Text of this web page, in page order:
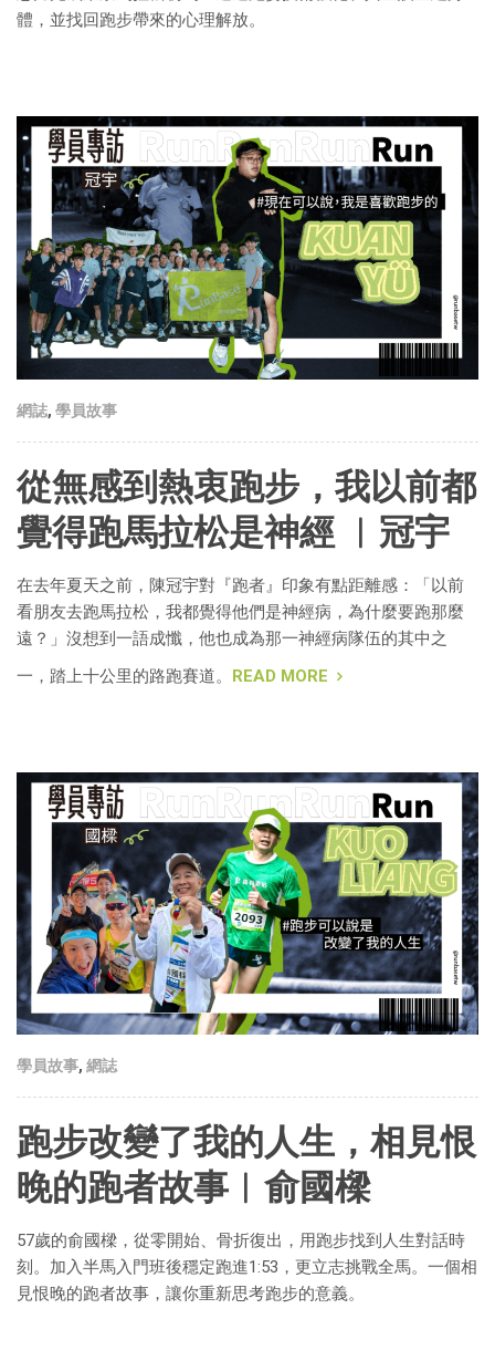
體，並找回跑步帶來的心理解放。
網誌, 學員故事
從無感到熱衷跑步，我以前都
覺得跑馬拉松是神經 ︱冠宇
在去年夏天之前，陳冠宇對『跑者』印象有點距離感：「以前
看朋友去跑馬拉松，我都覺得他們是神經病，為什麼要跑那麼
遠？」沒想到一語成懺，他也成為那一神經病隊伍的其中之
一，踏上十公里的路跑賽道。 READ MORE
學員故事, 網誌
跑步改變了我的人生，相見恨
晚的跑者故事︱俞國樑
57歲的俞國樑，從零開始、骨折復出，用跑步找到人生對話時
刻。加入半馬入門班後穩定跑進1:53，更立志挑戰全馬。一個相
見恨晚的跑者故事，讓你重新思考跑步的意義。